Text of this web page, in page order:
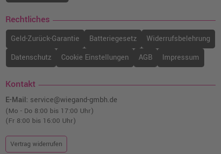
Rechtliches
Geld-Zurück-Garantie Batteriegesetz
Widerrufsbelehrung
Datenschutz
Cookie Einstellungen AGB Impressum
Kontakt
E-Mail: service@wiegand-gmbh.de
(Mo - Do 8:00 bis 17:00 Uhr)
(Fr 8:00 bis 16:00 Uhr)
Vertrag widerrufen